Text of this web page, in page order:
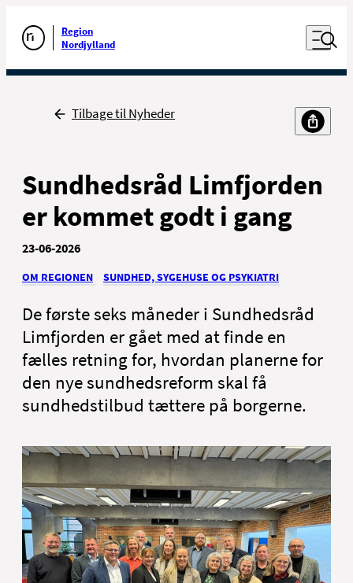
Gå til forsiden
Region
Nordjylland
Åben
Udfør søgning
Til sundhedsfaglige
Kontakt
Nyheder, presse og kommunikation
For ansatte
English
Tilbage til Nyheder
Sundhedsråd Limfjorden
er kommet godt i gang
23-06-2026
OM REGIONEN SUNDHED, SYGEHUSE OG PSYKIATRI
De første seks måneder i Sundhedsråd
Limfjorden er gået med at finde en
fælles retning for, hvordan planerne for
den nye sundhedsreform skal få
sundhedstilbud tættere på borgerne.